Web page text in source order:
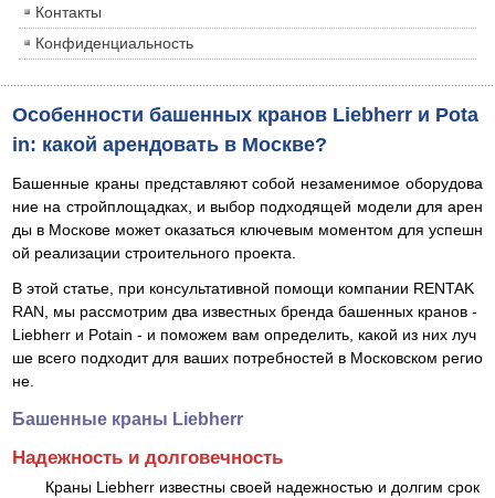
Контакты
Конфиденциальность
Особенности башенных кранов Liebherr и Pota
in: какой арендовать в Москве?
Башенные краны представляют собой незаменимое оборудова
ние на стройплощадках, и выбор подходящей модели для арен
ды в Москове может оказаться ключевым моментом для успешн
ой реализации строительного проекта.
В этой статье, при консультативной помощи компании RENTAK
RAN, мы рассмотрим два известных бренда башенных кранов -
Liebherr и Potain - и поможем вам определить, какой из них луч
ше всего подходит для ваших потребностей в Московском регио
не.
Башенные краны Liebherr
Надежность и долговечность
Краны Liebherr известны своей надежностью и долгим срок